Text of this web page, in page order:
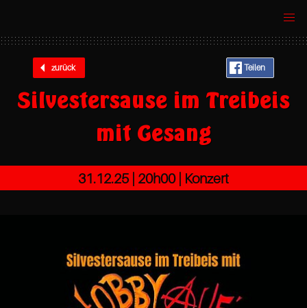
zurück Teilen
Silvestersause im Treibeis
mit Gesang
31.12.25 | 20h00 | Konzert